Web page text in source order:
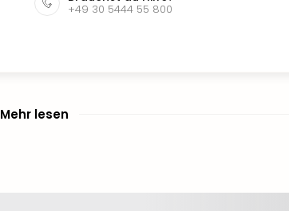
+49 30 5444 55 800
Mehr lesen